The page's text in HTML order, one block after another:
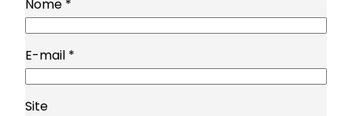
Nome *
E-mail *
Site